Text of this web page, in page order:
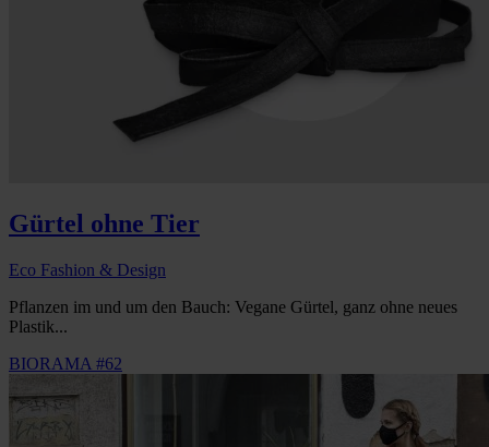
Gürtel ohne Tier
Eco Fashion & Design
Pflanzen im und um den Bauch: Vegane Gürtel, ganz ohne neues
Plastik...
BIORAMA #62